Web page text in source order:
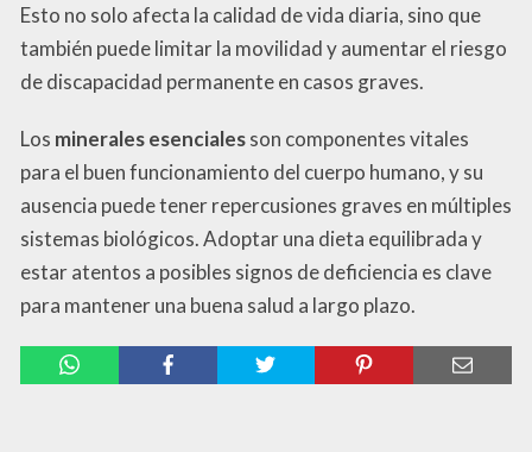
Esto no solo afecta la calidad de vida diaria, sino que
también puede limitar la movilidad y aumentar el riesgo
de discapacidad permanente en casos graves.
Los minerales esencialesson componentes vitales
para el buen funcionamiento del cuerpo humano, y su
ausencia puede tener repercusiones graves en múltiples
sistemas biológicos. Adoptar una dieta equilibrada y
estar atentos a posibles signos de deficiencia es clave
para mantener una buena salud a largo plazo.